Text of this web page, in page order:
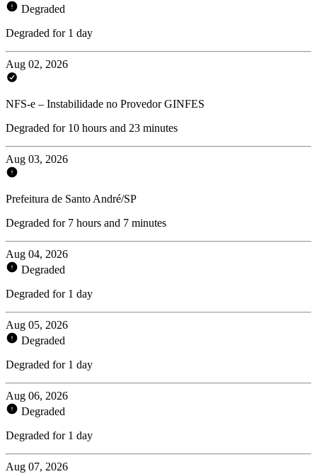
Degraded
Degraded for 1 day
Aug 02, 2026
NFS-e – Instabilidade no Provedor GINFES
Degraded for 10 hours and 23 minutes
Aug 03, 2026
Prefeitura de Santo André/SP
Degraded for 7 hours and 7 minutes
Aug 04, 2026
Degraded
Degraded for 1 day
Aug 05, 2026
Degraded
Degraded for 1 day
Aug 06, 2026
Degraded
Degraded for 1 day
Aug 07, 2026